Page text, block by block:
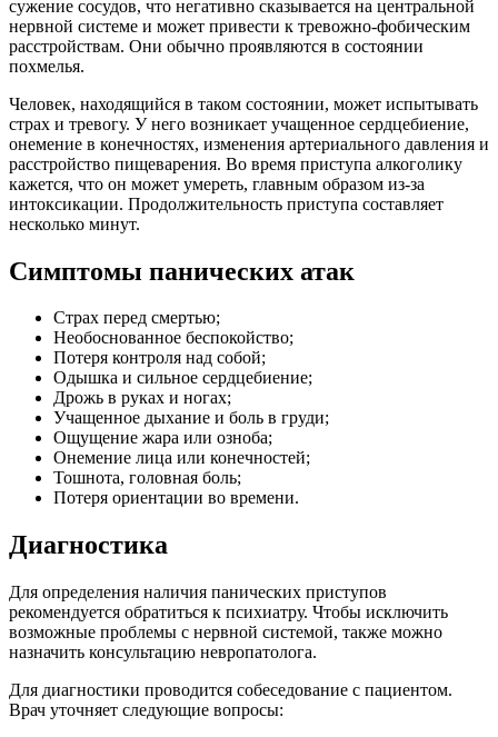
сужение сосудов, что негативно сказывается на центральной
нервной системе и может привести к тревожно-фобическим
расстройствам. Они обычно проявляются в состоянии
похмелья.
Человек, находящийся в таком состоянии, может испытывать
страх и тревогу. У него возникает учащенное сердцебиение,
онемение в конечностях, изменения артериального давления и
расстройство пищеварения. Во время приступа алкоголику
кажется, что он может умереть, главным образом из-за
интоксикации. Продолжительность приступа составляет
несколько минут.
Симптомы панических атак
Cтрах перед смертью;
Необоснованное беспокойство;
Потеря контроля над собой;
Одышка и сильное сердцебиение;
Дрожь в руках и ногах;
Учащенное дыхание и боль в груди;
Ощущение жара или озноба;
Онемение лица или конечностей;
Тошнота, головная боль;
Потеря ориентации во времени.
Диагностика
Для определения наличия панических приступов
рекомендуется обратиться к психиатру. Чтобы исключить
возможные проблемы с нервной системой, также можно
назначить консультацию невропатолога.
Для диагностики проводится собеседование с пациентом.
Врач уточняет следующие вопросы: